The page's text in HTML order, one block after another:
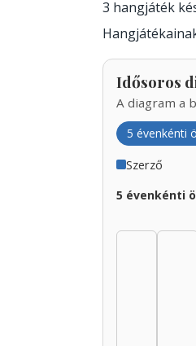
3 hangjáték
Idősoros
A diagram a
5 évenkénti
Szerző
5 évenkénti